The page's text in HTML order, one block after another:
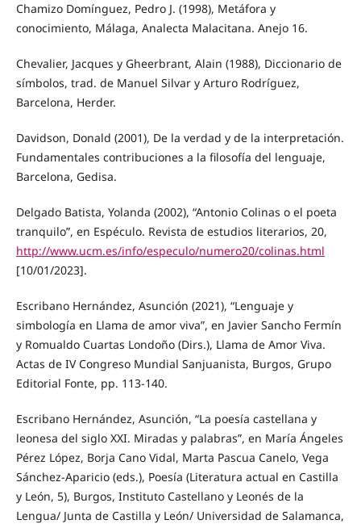
Chamizo Domínguez, Pedro J. (1998), Metáfora y
conocimiento, Málaga, Analecta Malacitana. Anejo 16.
Chevalier, Jacques y Gheerbrant, Alain (1988), Diccionario de
símbolos, trad. de Manuel Silvar y Arturo Rodríguez,
Barcelona, Herder.
Davidson, Donald (2001), De la verdad y de la interpretación.
Fundamentales contribuciones a la filosofía del lenguaje,
Barcelona, Gedisa.
Delgado Batista, Yolanda (2002), “Antonio Colinas o el poeta
tranquilo”, en Espéculo. Revista de estudios literarios, 20,
http://www.ucm.es/info/especulo/numero20/colinas.html
[10/01/2023].
Escribano Hernández, Asunción (2021), “Lenguaje y
simbología en Llama de amor viva”, en Javier Sancho Fermín
y Romualdo Cuartas Londoño (Dirs.), Llama de Amor Viva.
Actas de IV Congreso Mundial Sanjuanista, Burgos, Grupo
Editorial Fonte, pp. 113-140.
Escribano Hernández, Asunción, “La poesía castellana y
leonesa del siglo XXI. Miradas y palabras”, en María Ángeles
Pérez López, Borja Cano Vidal, Marta Pascua Canelo, Vega
Sánchez-Aparicio (eds.), Poesía (Literatura actual en Castilla
y León, 5), Burgos, Instituto Castellano y Leonés de la
Lengua/ Junta de Castilla y León/ Universidad de Salamanca,